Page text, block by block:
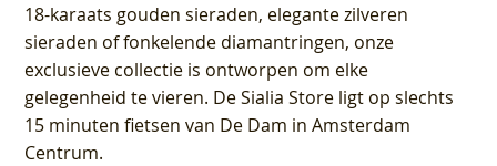
18-karaats gouden sieraden, elegante zilveren
sieraden of fonkelende diamantringen, onze
exclusieve collectie is ontworpen om elke
gelegenheid te vieren. De Sialia Store ligt op slechts
15 minuten fietsen van De Dam in Amsterdam
Centrum.